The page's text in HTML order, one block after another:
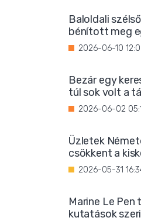
Baloldali
bénított meg
2026-06-10
Bezár egy
túl sok volt a
2026-06-02
Üzletek
csökkent a
2026-05-31
Marine Le
kutatások